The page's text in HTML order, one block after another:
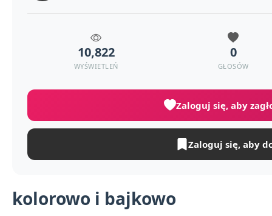
kolorowo i bajkowo
10,822
WYŚWIETLEŃ
0
GŁOSÓW
Zaloguj się, aby
Zaloguj się, aby